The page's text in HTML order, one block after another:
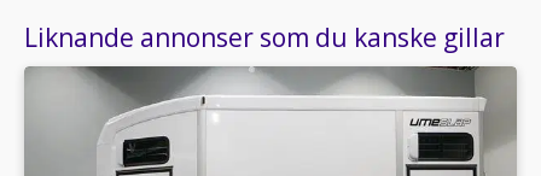
Liknande annonser som du kanske gillar